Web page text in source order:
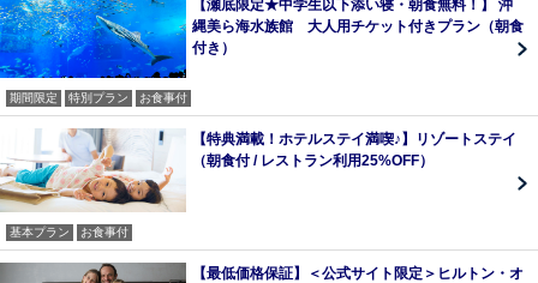
【瀬底限定★中学生以下添い寝・朝食無料！】 沖
縄美ら海水族館 大人用チケット付きプラン（朝食
付き）
期間限定 特別プラン お食事付
【特典満載！ホテルステイ満喫♪】リゾートステイ
（朝食付 / レストラン利用25%OFF）
基本プラン お食事付
【最低価格保証】＜公式サイト限定＞ヒルトン・オ